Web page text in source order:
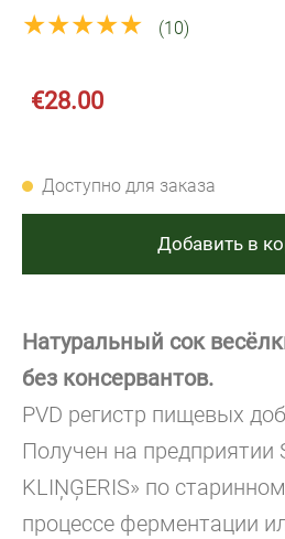
★★★★★ (10)
€28.00
Доступно для заказа
Добавить в
Натуральный сок
без консервантов.
PVD pегистр пищевых
Получен на предприятии
KLIŅĢERIS» по
процессе ферментации